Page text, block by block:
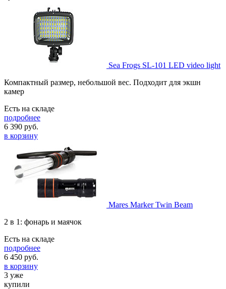
Sea Frogs SL-101 LED video light
Компактный размер, небольшой вес. Подходит для экшн
камер
Есть на складе
подробнее
6 390 руб.
в корзину
Mares Marker Twin Beam
2 в 1: фонарь и маячок
Есть на складе
подробнее
6 450 руб.
в корзину
3 уже
купили